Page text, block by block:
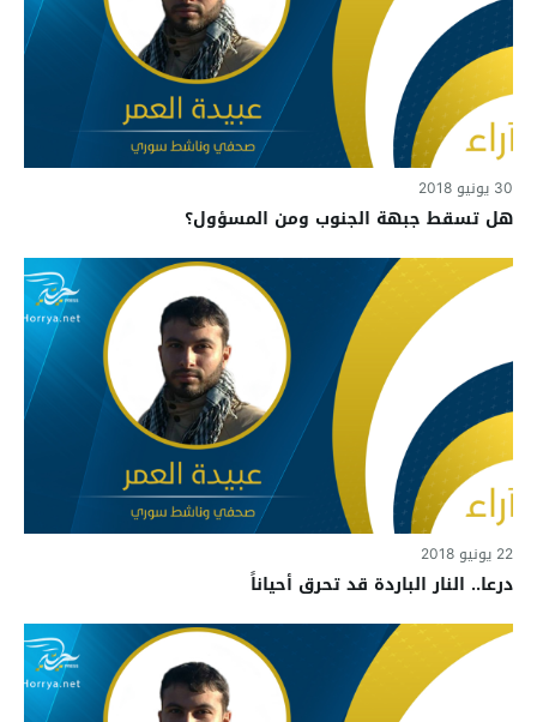
30 يونيو 2018
هل تسقط جبهة الجنوب ومن المسؤول؟
22 يونيو 2018
درعا.. النار الباردة قد تحرق أحياناً